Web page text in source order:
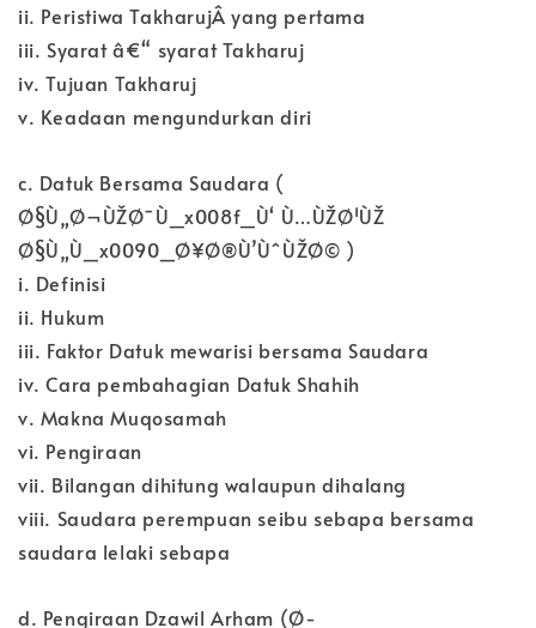
ii. Peristiwa TakharujÂ yang pertama
iii. Syarat â€“ syarat Takharuj
iv. Tujuan Takharuj
v. Keadaan mengundurkan diri
c. Datuk Bersama Saudara (
Ø§Ù„Ø¬ÙŽØ¯Ù_x008f_Ù‘ Ù…ÙŽØ¹ÙŽ
Ø§Ù„Ù_x0090_Ø¥Ø®Ù’ÙˆÙŽØ© )
i. Definisi
ii. Hukum
iii. Faktor Datuk mewarisi bersama Saudara
iv. Cara pembahagian Datuk Shahih
v. Makna Muqosamah
vi. Pengiraan
vii. Bilangan dihitung walaupun dihalang
viii. Saudara perempuan seibu sebapa bersama
saudara lelaki sebapa
d. Pengiraan Dzawil Arham (Ø­